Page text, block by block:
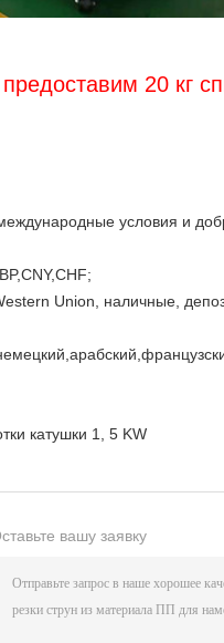
20 кг
условия и
Union, наличные,
катушки 1, 5 KW
вашу заявку